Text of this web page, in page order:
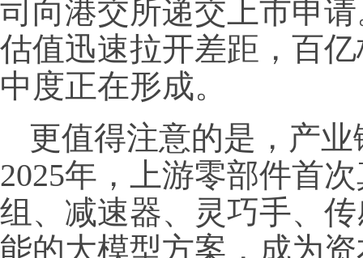
司向港交所递交上市申
估值迅速拉开差距，百
中度正在形成。
更值得注意的是，产
2025年，上游零部件首
组、减速器、灵巧手、
能的大模型方案，成为